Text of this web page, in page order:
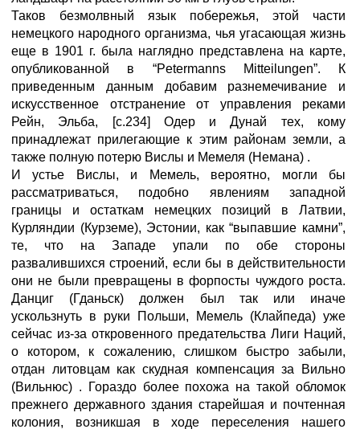
Таков безмолвный язык побережья, этой части
немецкого народного организма, чья угасающая жизнь
еще в 1901 г. была наглядно представлена на карте,
опубликованной в “Petermanns Mitteilungen”. К
приведенным данным добавим разнемечивание и
искусственное отстранение от управления реками
Рейн, Эльба, [с.234] Одер и Дунай тех, кому
принадлежат прилегающие к этим районам земли, а
также полную потерю Вислы и Мемеля (Немана) .
И устье Вислы, и Мемель, вероятно, могли бы
рассматриваться, подобно явлениям западной
границы и остаткам немецких позиций в Латвии,
Курляндии (Курземе), Эстонии, как “выпавшие камни”,
те, что на Западе упали по обе стороны
развалившихся строений, если бы в действительности
они не были превращены в форпосты чуждого роста.
Данциг (Гданьск) должен был так или иначе
ускользнуть в руки Польши, Мемель (Клайпеда) уже
сейчас из-за откровенного предательства Лиги Наций,
о котором, к сожалению, слишком быстро забыли,
отдан литовцам как скудная компенсация за Вильно
(Вильнюс) . Гораздо более похожа на такой обломок
прежнего державного здания старейшая и почтенная
колония, возникшая в ходе переселения нашего